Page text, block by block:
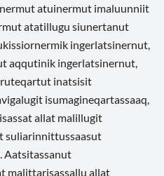
atuinermut imaluunniit
atatillugu siunertanut
ingerlatsinernut,
aqqutinik ingerlatsinernut,
inatsisit
isumagineqartassaaq,
allat malillugit
suliarinnittussaasut
Aatsitassanut
malittarisassallu allat